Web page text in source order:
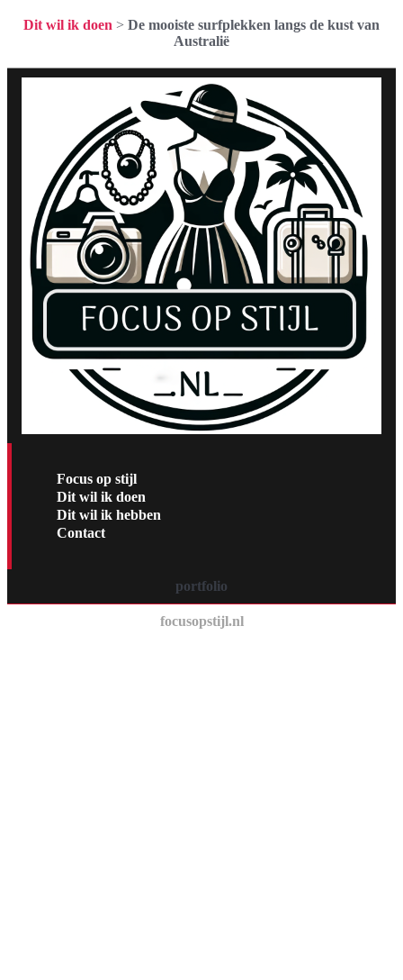
Dit wil ik doen > De mooiste surfplekken langs de kust van
Australië
Focus op stijl
Dit wil ik doen
Dit wil ik hebben
Contact
portfolio
focusopstijl.nl